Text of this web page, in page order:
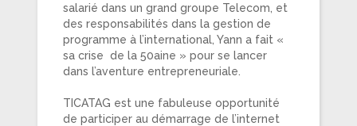
salarié dans un grand groupe Telecom, et
des responsabilités dans la gestion de
programme à l’international, Yann a fait «
sa crise de la 50aine » pour se lancer
dans l’aventure entrepreneuriale.
TICATAG est une fabuleuse opportunité
de participer au démarrage de l’internet